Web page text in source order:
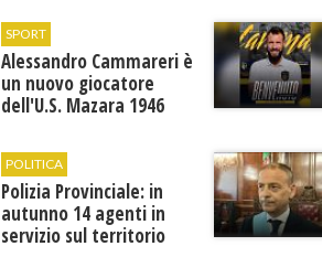
SPORT
Alessandro Cammareri è
un nuovo giocatore
dell'U.S. Mazara 1946
POLITICA
Polizia Provinciale: in
autunno 14 agenti in
servizio sul territorio